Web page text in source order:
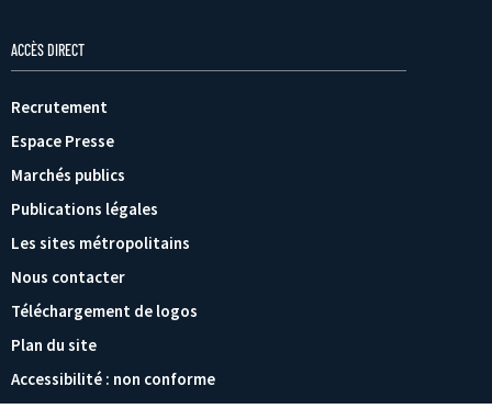
ACCÈS DIRECT
Recrutement
Espace Presse
Marchés publics
Publications légales
Les sites métropolitains
Nous contacter
Téléchargement de logos
Plan du site
Accessibilité : non conforme